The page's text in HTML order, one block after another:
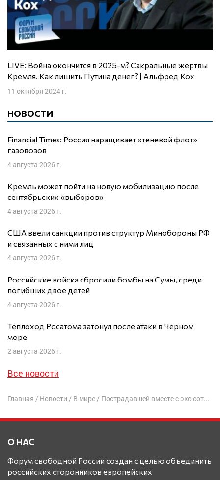
LIVE: Война окончится в 2025-м? Сакральные жертвы
Кремля. Как лишить Путина денег? | Альфред Кох
11 октября 2024 г.
НОВОСТИ
Financial Times: Россия наращивает «теневой флот»
газовозов
4 августа 2026 г.
Кремль может пойти на новую мобилизацию после
сентябрьских «выборов»
4 августа 2026 г.
США ввели санкции против структур Минобороны РФ
и связанных с ними лиц
4 августа 2026 г.
Российские войска сбросили бомбы на Сумы, среди
погибших двое детей
4 августа 2026 г.
Теплоход Росатома затонул после атаки в Черном
море
2 августа 2026 г.
Все новости
Главная / Новости / В мире/ Пострадавшей вместе с экс-сотрудником ГРУ Скрипалем оказалась его дочь
О НАС
Форум свободной России создан с целью объединить
российских сторонников европейских